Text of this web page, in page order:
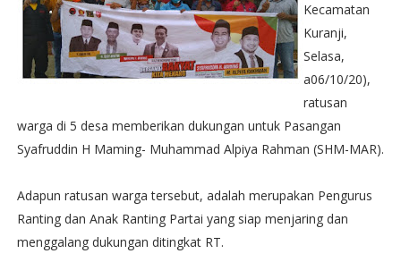
Kecamatan
Kuranji,
Selasa,
a06/10/20),
ratusan
warga di 5 desa memberikan dukungan untuk Pasangan
Syafruddin H Maming- Muhammad Alpiya Rahman (SHM-MAR).
Adapun ratusan warga tersebut, adalah merupakan Pengurus
Ranting dan Anak Ranting Partai yang siap menjaring dan
menggalang dukungan ditingkat RT.